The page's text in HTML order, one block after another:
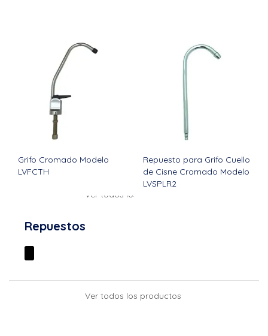
Ver todos los productos
Grifo Cromado Modelo
LVFCTH
Repuesto para Grifo Cuello
de Cisne Cromado Modelo
LVSPLR2
Repuestos
Ver todos los productos